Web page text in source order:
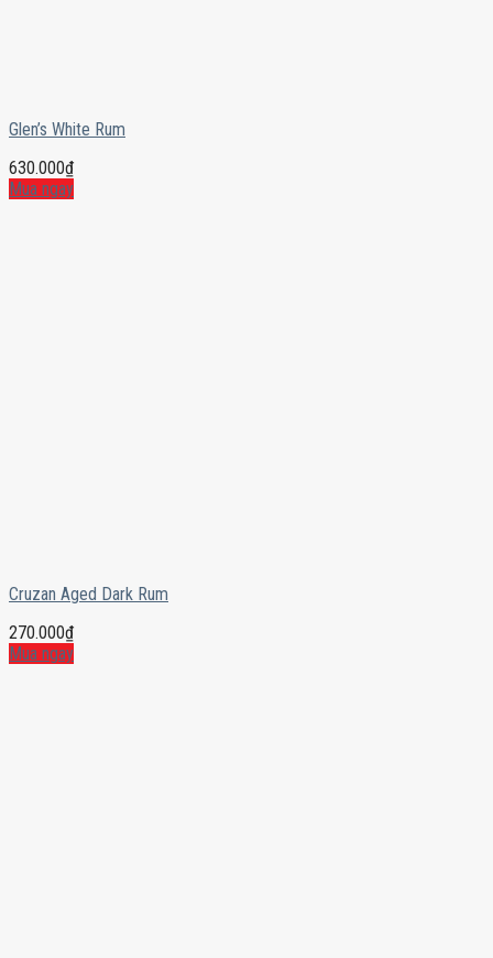
Glen’s White Rum
630.000₫
Mua ngay
Cruzan Aged Dark Rum
270.000₫
Mua ngay